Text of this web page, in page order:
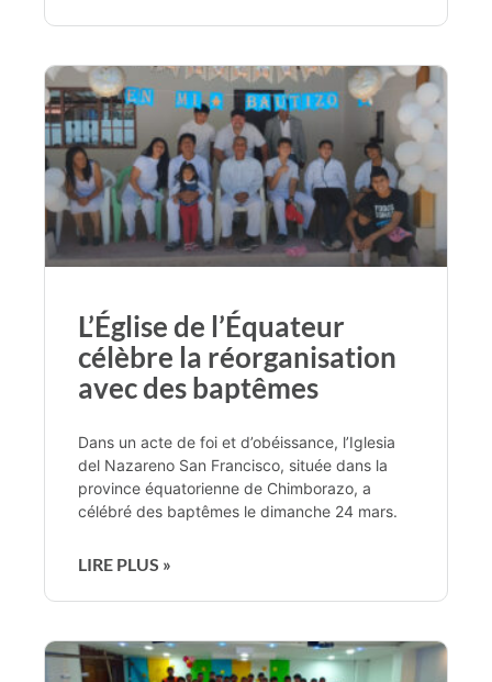
L’Église de l’Équateur
célèbre la réorganisation
avec des baptêmes
Dans un acte de foi et d’obéissance, l’Iglesia
del Nazareno San Francisco, située dans la
province équatorienne de Chimborazo, a
célébré des baptêmes le dimanche 24 mars.
LIRE PLUS »